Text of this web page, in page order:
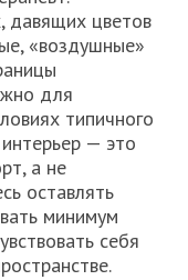
давящих цветов
«воздушные»
для
типичного
— это
а не
оставлять
минимум
себя